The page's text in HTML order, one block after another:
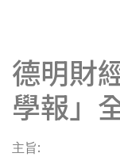
德明財
學報」
主旨: